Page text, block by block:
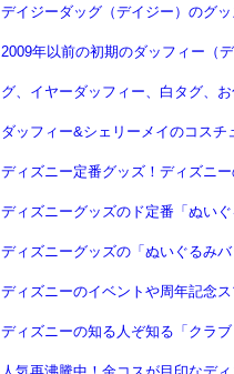
デイジーダッグ（デイジー）のグ
2009年以前の初期のダッフィー（
グ、イヤーダッフィー、白タグ、
ダッフィー&シェリーメイのコス
ディズニー定番グッズ！ディズニ
ディズニーグッズのド定番「ぬい
ディズニーグッズの「ぬいぐるみ
ディズニーのイベントや周年記念
ディズニーの知る人ぞ知る「クラ